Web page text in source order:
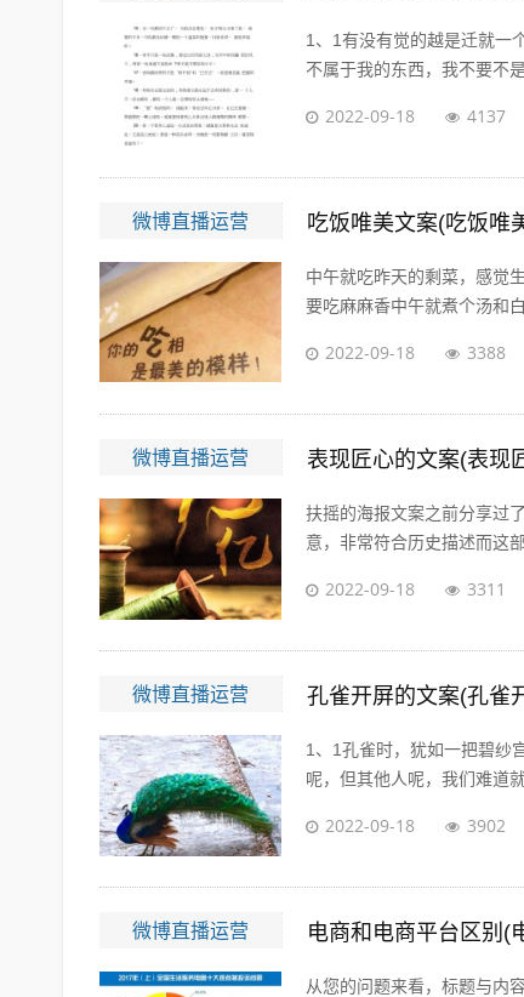
1、1有没有觉的越是迁就一
不属于我的东西，我不要不
2022-09-18 4137
微博直播运营 吃饭唯美文案(吃饭唯
中午就吃昨天的剩菜，感觉
要吃麻麻香中午就煮个汤和
2022-09-18 3388
微博直播运营 表现匠心的文案(表现
扶摇的海报文案之前分享过
意，非常符合历史描述而这
2022-09-18 3311
微博直播运营 孔雀开屏的文案(孔雀
1、1孔雀时，犹如一把碧纱
呢，但其他人呢，我们难道
2022-09-18 3902
微博直播运营 电商和电商平台区别(
从您的问题来看，标题与内